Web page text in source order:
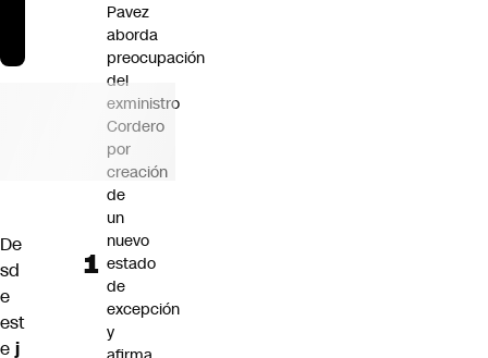
De
sd
e
est
e j
Pavez
aborda
preocupación
del
exministro
Cordero
por
creación
de
un
nuevo
estado
de
excepción
y